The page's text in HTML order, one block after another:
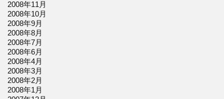
2008年11月
2008年10月
2008年9月
2008年8月
2008年7月
2008年6月
2008年4月
2008年3月
2008年2月
2008年1月